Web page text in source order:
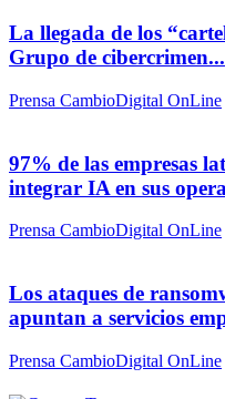
La llegada de los
Grupo de cibercrimen...
Prensa CambioDigital OnLine
97% de las empresas
integrar IA en sus
Prensa CambioDigital OnLine
Los ataques de
apuntan a servicios
Prensa CambioDigital OnLine